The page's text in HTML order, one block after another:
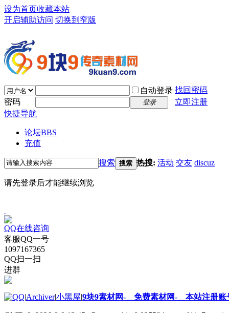
设为首页收藏本站
开启辅助访问 切换到窄版
自动登录 找回密码
密码
登录
立即注册
快捷导航
论坛BBS
充值
搜索 搜索 热搜: 活动 交友 discuz
请先登录后才能继续浏览
QQ在线咨询
客服QQ一号
1097167365
QQ扫一扫
进群
|Archiver|小黑屋|9块9素材网-＿免费素材网-＿本站注册账